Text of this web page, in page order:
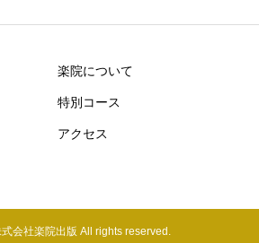
楽院について
特別コース
アクセス
会社楽院出版 All rights reserved.